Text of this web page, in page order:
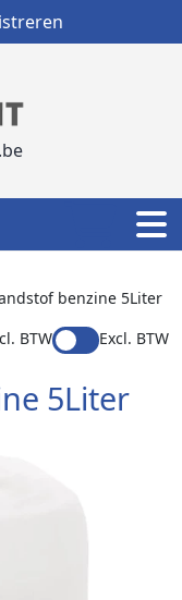
benzine 5Liter
BTW
Excl. BTW
5Liter